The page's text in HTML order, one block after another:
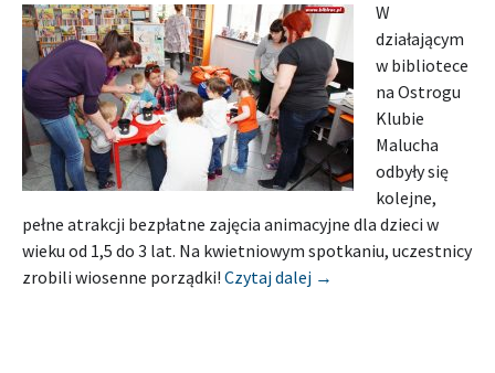
W
działającym
w bibliotece
na Ostrogu
Klubie
Malucha
odbyły się
kolejne,
pełne atrakcji bezpłatne zajęcia animacyjne dla dzieci w
wieku od 1,5 do 3 lat. Na kwietniowym spotkaniu, uczestnicy
zrobili wiosenne porządki! Czytaj dalej [Relacja] MIEJSKA I
→